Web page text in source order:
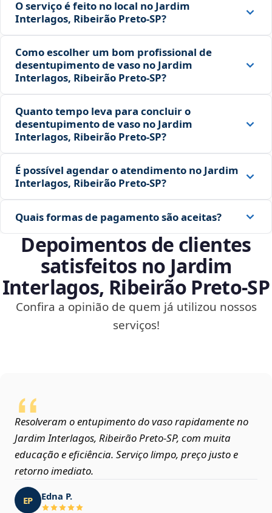
O serviço é feito no local no Jardim
Interlagos, Ribeirão Preto‑SP?
Como escolher um bom profissional de
desentupimento de vaso no Jardim
Interlagos, Ribeirão Preto‑SP?
Quanto tempo leva para concluir o
desentupimento de vaso no Jardim
Interlagos, Ribeirão Preto‑SP?
É possível agendar o atendimento no Jardim
Interlagos, Ribeirão Preto‑SP?
Quais formas de pagamento são aceitas?
Depoimentos de clientes
satisfeitos no Jardim
Interlagos, Ribeirão Preto‑SP
Confira a opinião de quem já utilizou nossos
serviços!
Resolveram o entupimento do vaso rapidamente no
Jardim Interlagos, Ribeirão Preto‑SP, com muita
educação e eficiência. Serviço limpo, preço justo e
retorno imediato.
EP Edna P.